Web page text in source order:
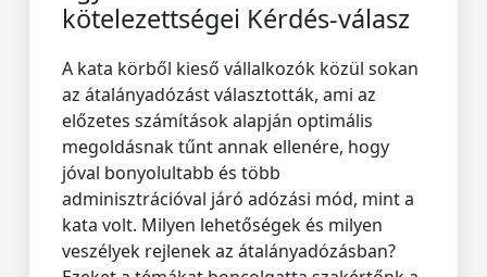
kötelezettségei Kérdés-válasz
A kata körből kieső vállalkozók közül sokan
az átalányadózást választották, ami az
előzetes számítások alapján optimális
megoldásnak tűnt annak ellenére, hogy
jóval bonyolultabb és több
adminisztrációval járó adózási mód, mint a
kata volt. Milyen lehetőségek és milyen
veszélyek rejlenek az átalányadózásban?